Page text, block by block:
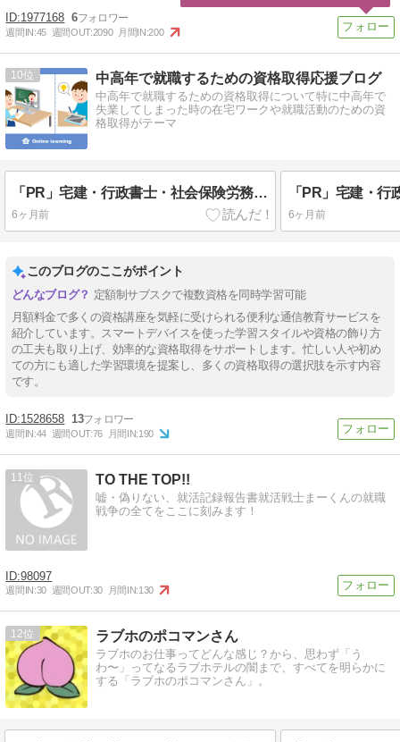
1977168 6
週間IN:45 週間OUT:2090 月間IN:200
10 中高年で就職するための資格取得応援ブログ
中高年で就職するための資格取得について特に中高年で
失業してしまった時の在宅ワークや就職活動のための資
格取得がテーマ
「PR」宅建・行政書士・社会保険労務士・FP2等が月々1628円のサブスクでスマホで学べる
6ヶ月前 6ヶ月前
このブログのここがポイント
定額制サブスクで複数資格を同時学習可能
月額料金で多くの資格講座を気軽に受けられる便利な通信教育サービスを
紹介しています。スマートデバイスを使った学習スタイルや資格の飾り方
の工夫も取り上げ、効率的な資格取得をサポートします。忙しい人や初め
ての方にも適した学習環境を提案し、多くの資格取得の選択肢を示す内容
です。
1528658 13
週間IN:44 週間OUT:76 月間IN:190
11 TO THE TOP!!
嘘・偽りない、就活記録報告書就活戦士まーくんの就職
戦争の全てをここに刻みます！
98097
週間IN:30 週間OUT:30 月間IN:130
12 ラブホのポコマンさん
ラブホのお仕事ってどんな感じ？から、思わず「う
わ〜」ってなるラブホテルの闇まで、すべてを明らかに
する「ラブホのポコマンさん」。